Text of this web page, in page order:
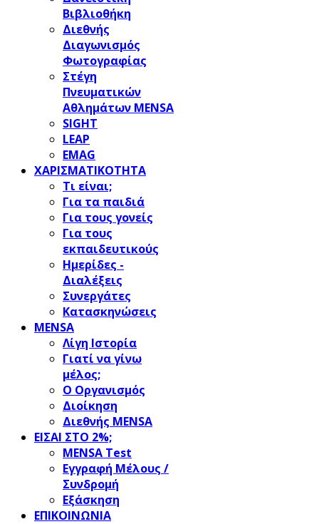
Βιβλιοθήκη
Διεθνής
Διαγωνισμός
Φωτογραφίας
Στέγη
Πνευματικών
Αθλημάτων MENSA
SIGHT
LEAP
EMAG
ΧΑΡΙΣΜΑΤΙΚΟΤΗΤΑ
Τι είναι;
Για τα παιδιά
Για τους γονείς
Για τους
εκπαιδευτικούς
Ημερίδες -
Διαλέξεις
Συνεργάτες
Κατασκηνώσεις
MENSA
Λίγη Ιστορία
Γιατί να γίνω
μέλος;
Ο Οργανισμός
Διοίκηση
Διεθνής MENSA
ΕΙΣΑΙ ΣΤΟ 2%;
ΜΕΝSΑ Test
Εγγραφή Μέλους /
Συνδρομή
Εξάσκηση
ΕΠΙΚΟΙΝΩΝΙΑ